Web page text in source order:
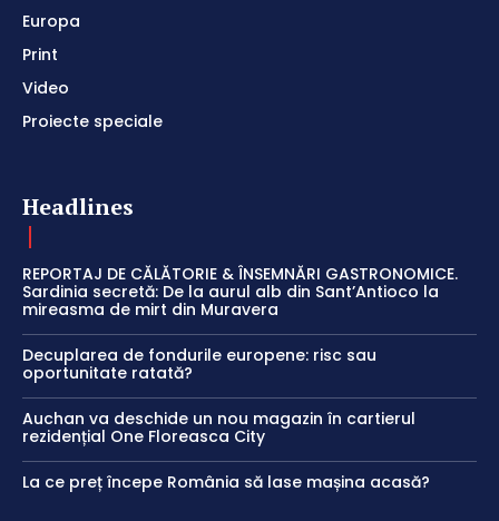
Europa
Print
Video
Proiecte speciale
Headlines
REPORTAJ DE CĂLĂTORIE & ÎNSEMNĂRI GASTRONOMICE.
Sardinia secretă: De la aurul alb din Sant’Antioco la
mireasma de mirt din Muravera
Decuplarea de fondurile europene: risc sau
oportunitate ratată?
Auchan va deschide un nou magazin în cartierul
rezidențial One Floreasca City
La ce preț începe România să lase mașina acasă?